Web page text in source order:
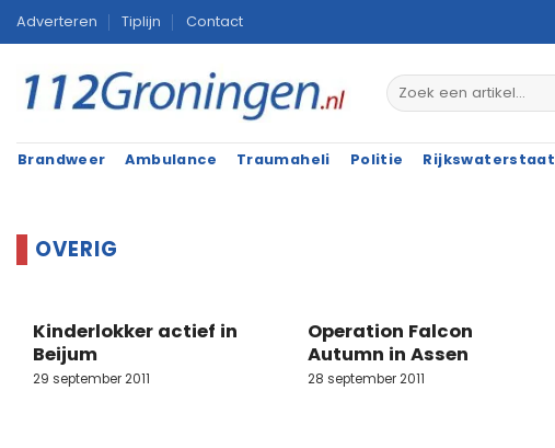
Ga
naar
inhoud
Adverteren Tiplijn Contact
Brandweer Ambulance Traumaheli Politie Rijkswaterstaat
Kinderlokker actief in
Beijum
29 september 2011
Operation Falcon
Autumn in Assen
28 september 2011